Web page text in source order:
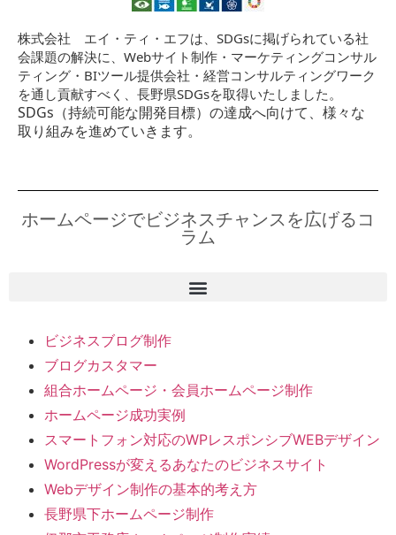
株式会社 エイ・ティ・エフは、SDGsに掲げられている社
会課題の解決に、Webサイト制作・マーケティングコンサル
ティング・BIツール提供会社・経営コンサルティングワーク
を通し貢献すべく、長野県SDGsを取得いたしました。
SDGs（持続可能な開発目標）の達成へ向けて、様々な
取り組みを進めていきます。
ホームページでビジネスチャンスを広げるコ
ラム
ビジネスブログ制作
ブログカスタマー
組合ホームページ・会員ホームページ制作
ホームページ成功実例
スマートフォン対応のWPレスポンシブWEBデザイン
WordPressが変えるあなたのビジネスサイト
Webデザイン制作の基本的考え方
長野県下ホームページ制作